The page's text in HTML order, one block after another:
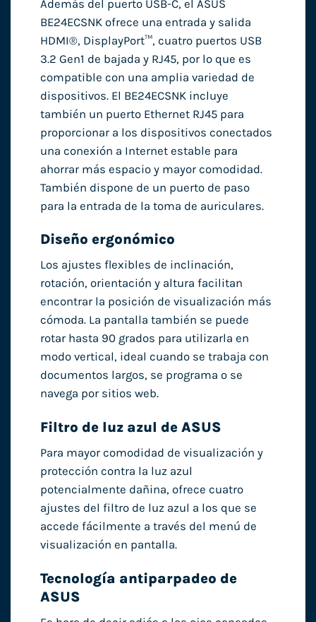
Además del puerto USB-C, el ASUS
BE24ECSNK ofrece una entrada y salida
HDMI®, DisplayPort™, cuatro puertos USB
3.2 Gen1 de bajada y RJ45, por lo que es
compatible con una amplia variedad de
dispositivos. El BE24ECSNK incluye
también un puerto Ethernet RJ45 para
proporcionar a los dispositivos conectados
una conexión a Internet estable para
ahorrar más espacio y mayor comodidad.
También dispone de un puerto de paso
para la entrada de la toma de auriculares.
Diseño ergonómico
Los ajustes flexibles de inclinación,
rotación, orientación y altura facilitan
encontrar la posición de visualización más
cómoda. La pantalla también se puede
rotar hasta 90 grados para utilizarla en
modo vertical, ideal cuando se trabaja con
documentos largos, se programa o se
navega por sitios web.
Filtro de luz azul de ASUS
Para mayor comodidad de visualización y
protección contra la luz azul
potencialmente dañina, ofrece cuatro
ajustes del filtro de luz azul a los que se
accede fácilmente a través del menú de
visualización en pantalla.
Tecnología antiparpadeo de
ASUS